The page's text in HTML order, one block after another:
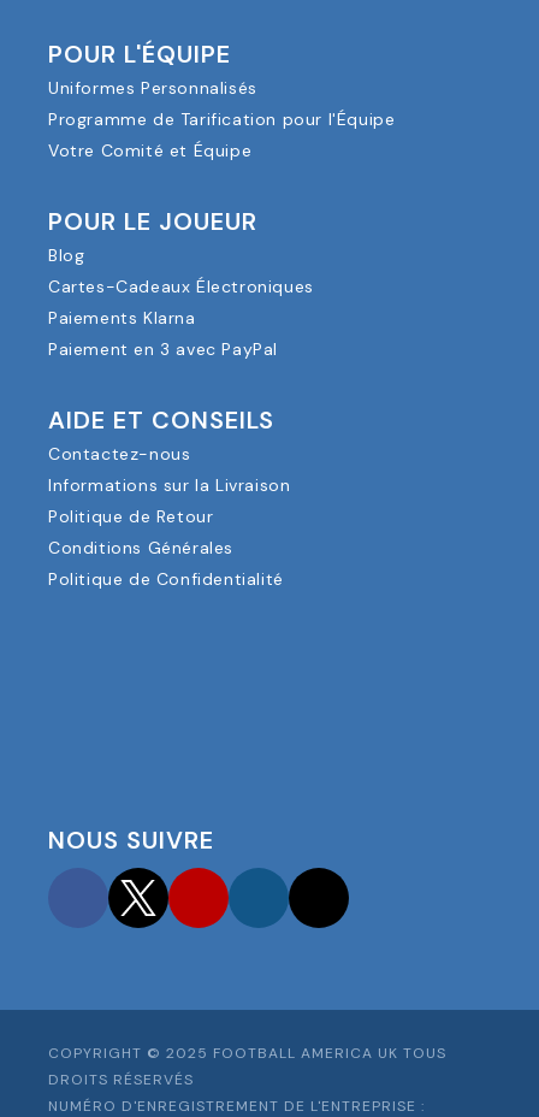
POUR L'ÉQUIPE
Uniformes Personnalisés
Programme de Tarification pour l'Équipe
Votre Comité et Équipe
POUR LE JOUEUR
Blog
Cartes-Cadeaux Électroniques
Paiements Klarna
Paiement en 3 avec PayPal
AIDE ET CONSEILS
Contactez-nous
Informations sur la Livraison
Politique de Retour
Conditions Générales
Politique de Confidentialité
NOUS SUIVRE
FacebookTwitterYouTubeInstagram
COPYRIGHT © 2025 FOOTBALL AMERICA UK TOUS
DROITS RÉSERVÉS
NUMÉRO D'ENREGISTREMENT DE L'ENTREPRISE :